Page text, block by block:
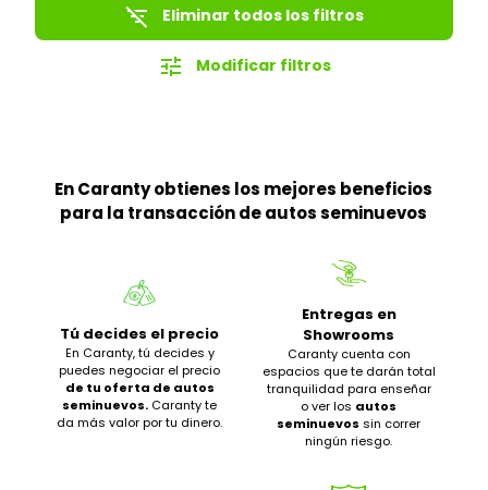
filter_list_off Eliminar todos los filtros
tune Modificar filtros
En Caranty obtienes los mejores beneficios
para la transacción de autos seminuevos
Tú decides el precio
En Caranty, tú decides y
puedes negociar el precio
de tu oferta de autos
seminuevos. Caranty te
da más valor por tu dinero.
Entregas en
Showrooms
Caranty cuenta con
espacios que te darán total
tranquilidad para enseñar
o ver los autos
seminuevos sin correr
ningún riesgo.